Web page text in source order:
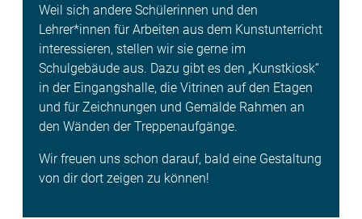
Weil sich andere Schülerinnen und den
Lehrer*innen für Arbeiten aus dem Kunst­unterricht
interessieren, stellen wir sie gerne im
Schulgebäude aus. Dazu gibt es den „Kunstkiosk“
in der Eingangshalle, die Vitrinen auf den Etagen
und für Zeichnungen und Gemälde Rahmen an
den Wänden der Treppenaufgänge.
Wir freuen uns schon darauf, bald eine Gestaltung
von dir dort zeigen zu können!